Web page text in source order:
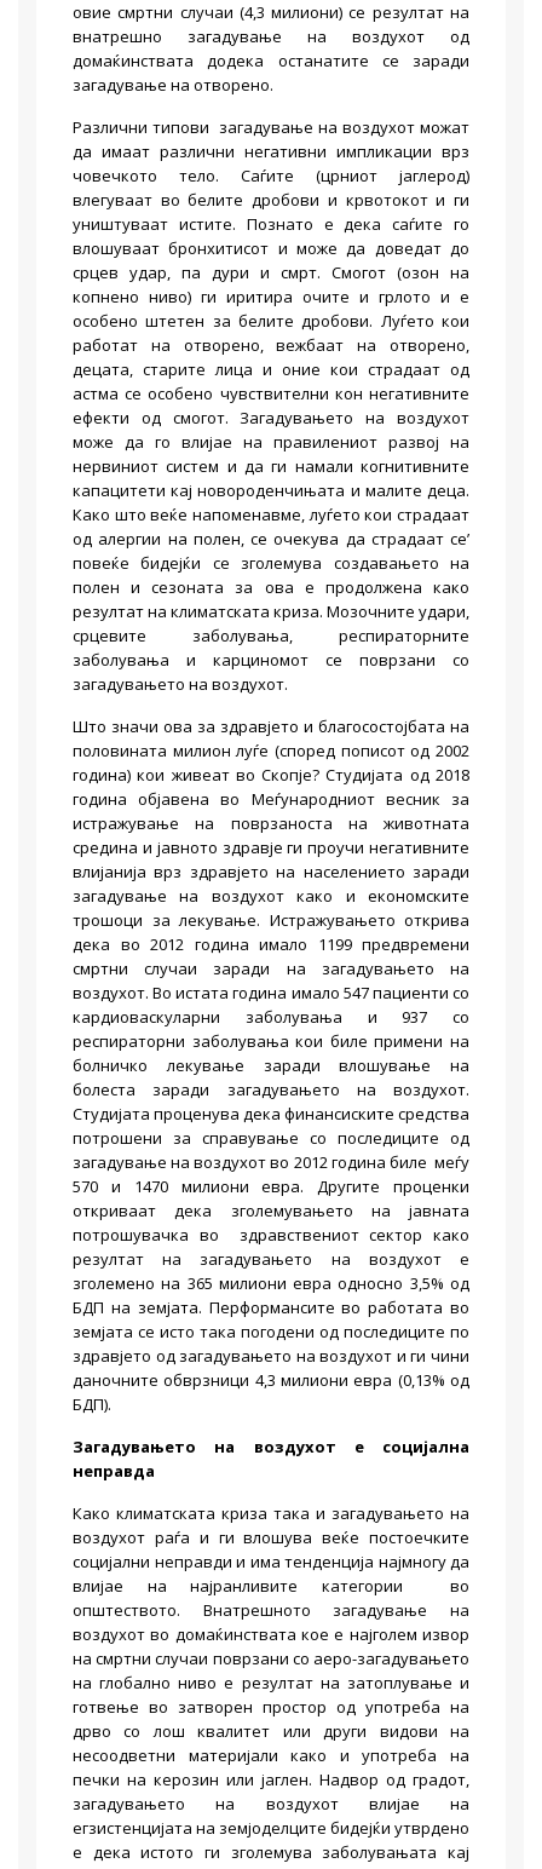
овие смртни случаи (4,3 милиони) се резултат на
внатрешно загадување на воздухот од
домаќинствата додека останатите се заради
загадување на отворено.
Различни типови загадување на воздухот можат
да имаат различни негативни импликации врз
човечкото тело. Саѓите (црниот јаглерод)
влегуваат во белите дробови и крвотокот и ги
уништуваат истите. Познато е дека саѓите го
влошуваат бронхитисот и може да доведат до
срцев удар, па дури и смрт. Смогот (озон на
копнено ниво) ги иритира очите и грлото и е
особено штетен за белите дробови. Луѓето кои
работат на отворено, вежбаат на отворено,
децата, старите лица и оние кои страдаат од
астма се особено чувствителни кон негативните
ефекти од смогот. Загадувањето на воздухот
може да го влијае на правилениот развој на
нервиниот систем и да ги намали когнитивните
капацитети кај новороденчињата и малите деца.
Како што веќе напоменавме, луѓето кои страдаат
од алергии на полен, се очекува да страдаат се’
повеќе бидејќи се зголемува создавањето на
полен и сезоната за ова е продолжена како
резултат на климатската криза. Мозочните удари,
срцевите заболувања, респираторните
заболувања и карциномот се поврзани со
загадувањето на воздухот.
Што значи ова за здравјето и благосостојбата на
половината милион луѓе (според пописот од 2002
година) кои живеат во Скопје? Студијата од 2018
година објавена во Меѓународниот весник за
истражување на поврзаноста на животната
средина и јавното здравје ги проучи негативните
влијанија врз здравјето на населението заради
загадување на воздухот како и економските
трошоци за лекување. Истражувањето открива
дека во 2012 година имало 1199 предвремени
смртни случаи заради на загадувањето на
воздухот. Во истата година имало 547 пациенти со
кардиоваскуларни заболувања и 937 со
респираторни заболувања кои биле примени на
болничко лекување заради влошување на
болеста заради загадувањето на воздухот.
Студијата проценува дека финансиските средства
потрошени за справување со последиците од
загадување на воздухот во 2012 година биле меѓу
570 и 1470 милиони евра. Другите проценки
откриваат дека зголемувањето на јавната
потрошувачка во здравствениот сектор како
резултат на загадувањето на воздухот е
зголемено на 365 милиони евра односно 3,5% од
БДП на земјата. Перформансите во работата во
земјата се исто така погодени од последиците по
здравјето од загадувањето на воздухот и ги чини
даночните обврзници 4,3 милиони евра (0,13% од
БДП).
Загадувањето на воздухот е социјална
неправда
Како климатската криза така и загадувањето на
воздухот раѓа и ги влошува веќе постоечките
социјални неправди и има тенденција најмногу да
влијае на најранливите категории во
општеството. Внатрешното загадување на
воздухот во домаќинствата кое е најголем извор
на смртни случаи поврзани со аеро-загадувањето
на глобално ниво е резултат на затоплување и
готвење во затворен простор од употреба на
дрво со лош квалитет или други видови на
несоодветни материјали како и употреба на
печки на керозин или јаглен. Надвор од градот,
загадувањето на воздухот влијае на
егзистенцијата на земјоделците бидејќи утврдено
е дека истото ги зголемува заболувањата кај